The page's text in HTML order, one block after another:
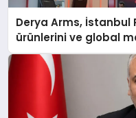
Derya Arms, İstanbul
ürünlerini ve global